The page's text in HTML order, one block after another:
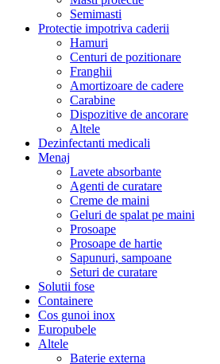
Semimasti
Protectie impotriva caderii
Hamuri
Centuri de pozitionare
Franghii
Amortizoare de cadere
Carabine
Dispozitive de ancorare
Altele
Dezinfectanti medicali
Menaj
Lavete absorbante
Agenti de curatare
Creme de maini
Geluri de spalat pe maini
Prosoape
Prosoape de hartie
Sapunuri, sampoane
Seturi de curatare
Solutii fose
Containere
Cos gunoi inox
Europubele
Altele
Baterie externa